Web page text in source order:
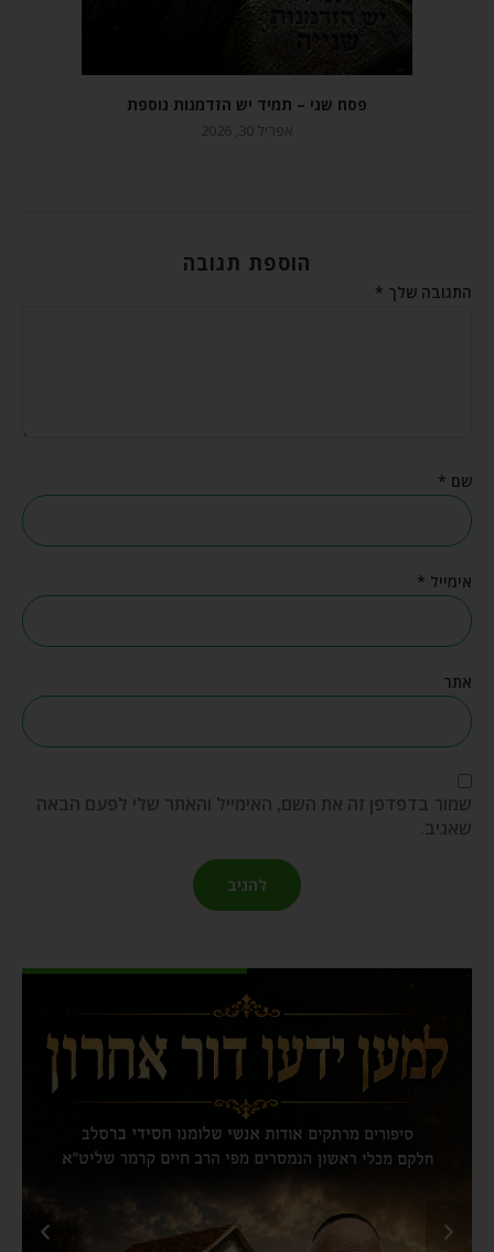
פסח שני – תמיד יש הזדמנות נוספת
אפריל 30, 2026
הוספת תגובה
התגובה שלך *
שם *
אימייל *
אתר
שמור בדפדפן זה את השם, האימייל והאתר שלי לפעם הבאה
שאגיב.